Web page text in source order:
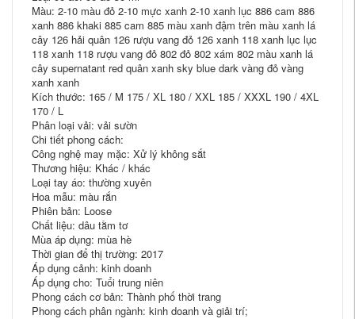
Màu: 2-10 màu đỏ 2-10 mực xanh 2-10 xanh lục 886 cam 886
xanh 886 khaki 885 cam 885 màu xanh đậm trên màu xanh lá
cây 126 hải quân 126 rượu vang đỏ 126 xanh 118 xanh lục lục
118 xanh 118 rượu vang đỏ 802 đỏ 802 xám 802 màu xanh lá
cây supernatant red quân xanh sky blue dark vàng đỏ vàng
xanh xanh
Kích thước: 165 / M 175 / XL 180 / XXL 185 / XXXL 190 / 4XL
170 / L
Phân loại vải: vải sườn
Chi tiết phong cách:
Công nghệ may mặc: Xử lý không sắt
Thương hiệu: Khác / khác
Loại tay áo: thường xuyên
Hoa mẫu: màu rắn
Phiên bản: Loose
Chất liệu: dâu tằm tơ
Mùa áp dụng: mùa hè
Thời gian để thị trường: 2017
Áp dụng cảnh: kinh doanh
Áp dụng cho: Tuổi trung niên
Phong cách cơ bản: Thành phố thời trang
Phong cách phân ngành: kinh doanh và giải trí;